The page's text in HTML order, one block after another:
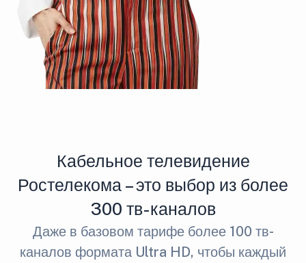
Кабельное телевидение
Ростелекома – это выбор из более
300 тв-каналов
Даже в базовом тарифе более 100 тв-
каналов формата Ultra HD, чтобы каждый